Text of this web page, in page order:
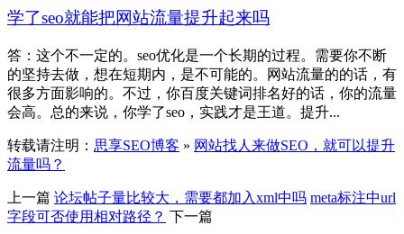
学了seo就能把网站流量提升起来吗
答：这个不一定的。seo优化是一个长期的过程。需要你不断
的坚持去做，想在短期内，是不可能的。网站流量的的话，有
很多方面影响的。不过，你百度关键词排名好的话，你的流量
会高。总的来说，你学了seo，实践才是王道。提升...
转载请注明： 思享SEO博客 » 网站找人来做SEO，就可以提升
流量吗？
上一篇 论坛帖子量比较大，需要都加入xml中吗 meta标注中url
字段可否使用相对路径？ 下一篇